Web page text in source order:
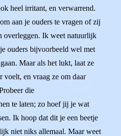
heel irritant, en verwarrend.
aan je ouders te vragen of zij
overleggen. Ik weet natuurlijk
ouders bijvoorbeeld wel met
Maar als het lukt, laat ze
voelt, en vraag ze om daar
die
te laten; zo hoef jij je wat
Ik hoop dat dit je een beetje
niet niks allemaal. Maar weet